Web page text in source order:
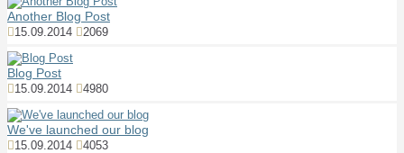
Another Blog Post
15.09.2014 2069
Blog Post
15.09.2014 4980
We've launched our blog
15.09.2014 4053